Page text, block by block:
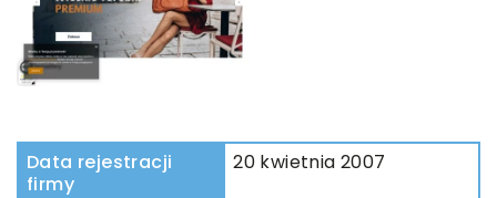
Data rejestracji
firmy
20 kwietnia 2007